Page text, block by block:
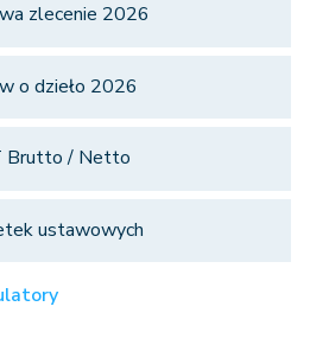
zlecenie 2026
o dzieło 2026
Brutto / Netto
ustawowych